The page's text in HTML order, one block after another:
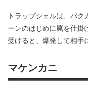
トラップシェルは、バ
ーンのはじめに罠を仕掛
受けると、爆発して相手
マケンカニ